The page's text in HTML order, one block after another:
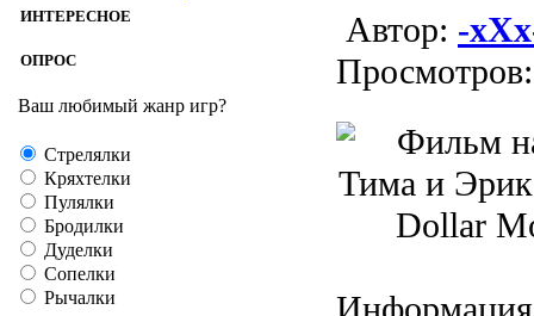
ИНТЕРЕСНОЕ
ОПРОС
Ваш любимый жанр игр?
Стрелялки
Кряхтелки
Пулялки
Бродилки
Дуделки
Сопелки
Рычалки
Aвтор: -